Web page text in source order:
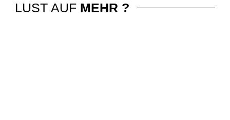
LUST AUF MEHR ?